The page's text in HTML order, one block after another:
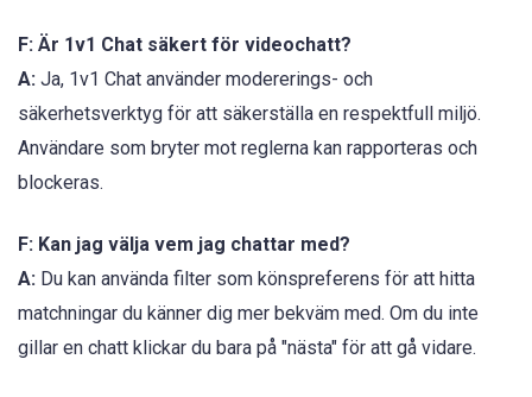
F: Är 1v1 Chat säkert för videochatt?
A: Ja, 1v1 Chat använder modererings- och
säkerhetsverktyg för att säkerställa en respektfull miljö.
Användare som bryter mot reglerna kan rapporteras och
blockeras.
F: Kan jag välja vem jag chattar med?
A: Du kan använda filter som könspreferens för att hitta
matchningar du känner dig mer bekväm med. Om du inte
gillar en chatt klickar du bara på "nästa" för att gå vidare.